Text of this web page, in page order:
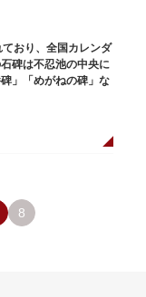
おり、全国カレンダ
碑は不忍池の中央に
」「めがねの碑」な
8